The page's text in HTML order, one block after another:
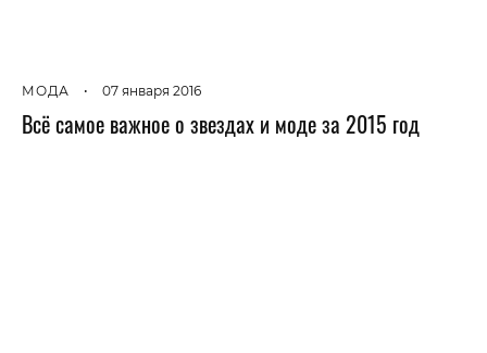
МОДА • 07 января 2016
Всё самое важное о звездах и моде за 2015 год